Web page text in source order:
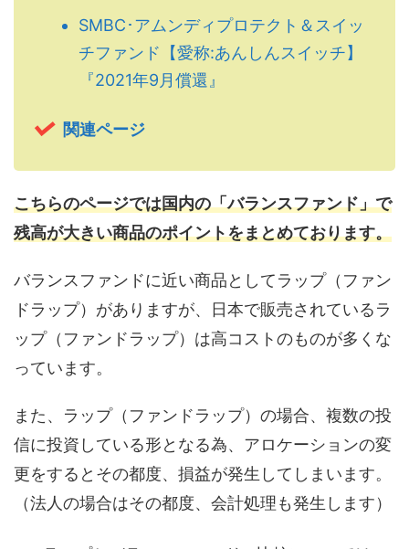
SMBC･アムンディプロテクト＆スイッ
チファンド【愛称:あんしんスイッチ】
『2021年9月償還』
関連ページ
こちらのページでは国内の「バランスファンド」で
残高が大きい商品のポイントをまとめております。
バランスファンドに近い商品としてラップ（ファン
ドラップ）がありますが、日本で販売されているラ
ップ（ファンドラップ）は高コストのものが多くな
っています。
また、ラップ（ファンドラップ）の場合、複数の投
信に投資している形となる為、アロケーションの変
更をするとその都度、損益が発生してしまいます。
（法人の場合はその都度、会計処理も発生します）